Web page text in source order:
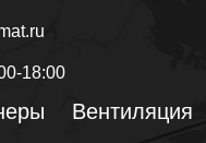
18:00
Вентиляция